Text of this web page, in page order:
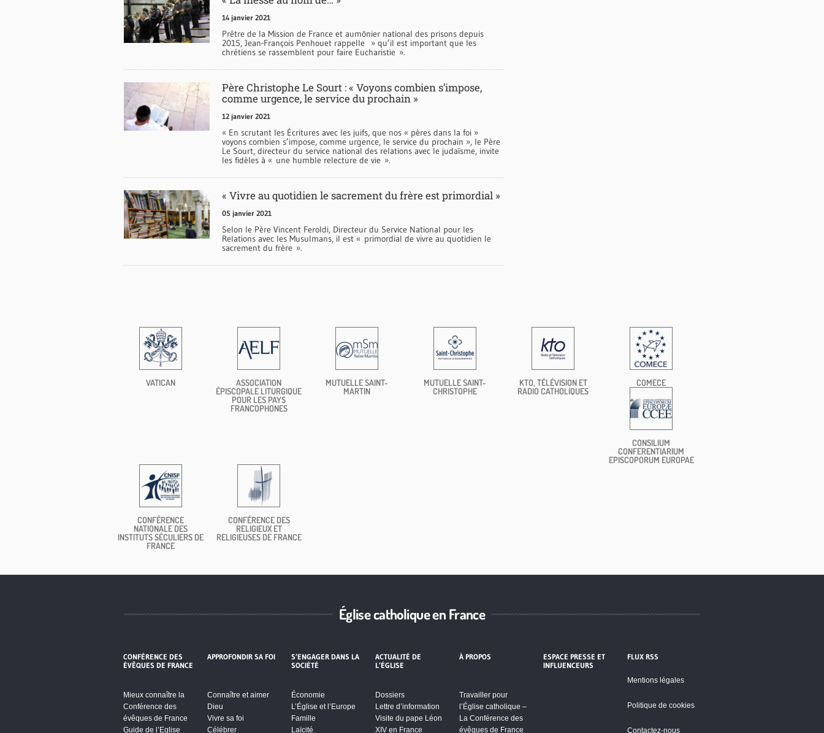
14 janvier 2021
Prêtre de la Mission de France et aumônier national des prisons depuis
2015, Jean-François Penhouet rappelle » qu’il est important que les
chrétiens se rassemblent pour faire Eucharistie ».
Père Christophe Le Sourt : « Voyons combien s’impose,
comme urgence, le service du prochain »
12 janvier 2021
« En scrutant les Écritures avec les juifs, que nos « pères dans la foi »
voyons combien s’impose, comme urgence, le service du prochain », le Père
Le Sourt, directeur du service national des relations avec le judaïsme, invite
les fidèles à « une humble relecture de vie ».
« Vivre au quotidien le sacrement du frère est primordial »
05 janvier 2021
Selon le Père Vincent Feroldi, Directeur du Service National pour les
Relations avec les Musulmans, il est « primordial de vivre au quotidien le
sacrement du frère ».
VATICAN
ASSOCIATION
ÉPISCOPALE LITURGIQUE
POUR LES PAYS
FRANCOPHONES
MUTUELLE SAINT-
MARTIN
MUTUELLE SAINT-
CHRISTOPHE
KTO, TÉLÉVISION ET
RADIO CATHOLIQUES
COMECE
CONSILIUM
CONFERENTIARIUM
EPISCOPORUM EUROPAE
CONFÉRENCE
NATIONALE DES
INSTITUTS SÉCULIERS DE
FRANCE
CONFÉRENCE DES
RELIGIEUX ET
RELIGIEUSES DE FRANCE
Église catholique en France
CONFÉRENCE DES
ÉVÊQUES DE FRANCE
Mieux connaître la
Conférence des
évêques de France
Guide de l’Eglise
APPROFONDIR SA FOI
Connaître et aimer
Dieu
Vivre sa foi
Célébrer
S’ENGAGER DANS LA
SOCIÉTÉ
Économie
L’Église et l’Europe
Famille
Laïcité
ACTUALITÉ DE
L’ÉGLISE
Dossiers
Lettre d’information
Visite du pape Léon
XIV en France
À PROPOS
Travailler pour
l’Église catholique –
La Conférence des
évêques de France
ESPACE PRESSE ET
INFLUENCEURS
FLUX RSS
Mentions légales
Politique de cookies
Contactez-nous